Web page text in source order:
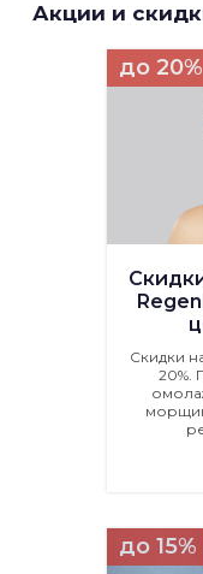
Акции и
до 20%
Скидки
20%.
до 15%